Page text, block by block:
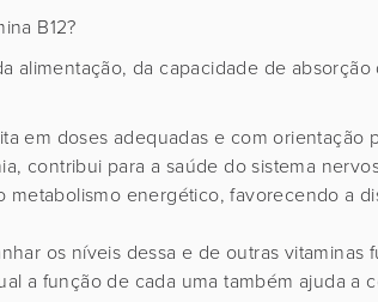
B12?
alimentação, da capacidade de
em doses adequadas e com orientação
contribui para a saúde do sistema
energético, favorecendo a
os níveis dessa e de outras vitaminas
a função de cada uma também ajuda a